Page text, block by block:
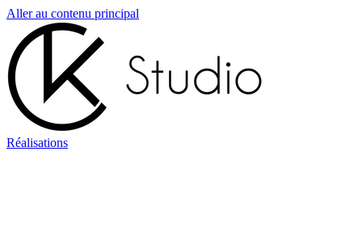
Aller au contenu principal
Réalisations